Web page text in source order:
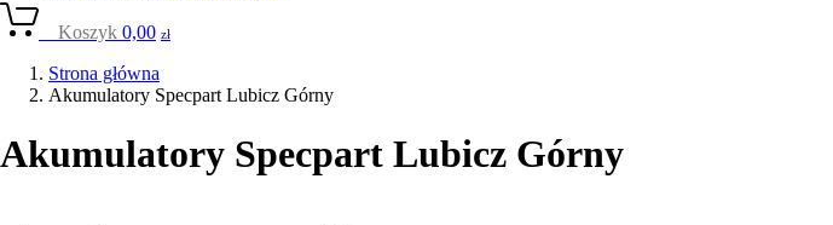
Koszyk 0,00 zł
Strona główna
Akumulatory Specpart Lubicz Górny
Akumulatory Specpart Lubicz Górny